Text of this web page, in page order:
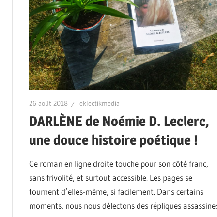
26 août 2018 eklectikmedia
DARLÈNE de Noémie D. Leclerc,
une douce histoire poétique !
Ce roman en ligne droite touche pour son côté franc,
sans frivolité, et surtout accessible. Les pages se
tournent d’elles-même, si facilement. Dans certains
moments, nous nous délectons des répliques